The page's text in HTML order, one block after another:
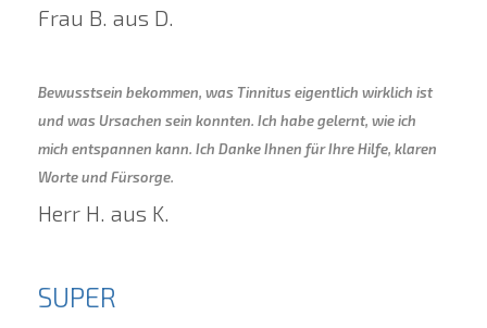
Frau B. aus D.
Bewusstsein bekommen, was Tinnitus eigentlich wirklich ist
und was Ursachen sein konnten. Ich habe gelernt, wie ich
mich entspannen kann. Ich Danke Ihnen für Ihre Hilfe, klaren
Worte und Fürsorge.
Herr H. aus K.
SUPER